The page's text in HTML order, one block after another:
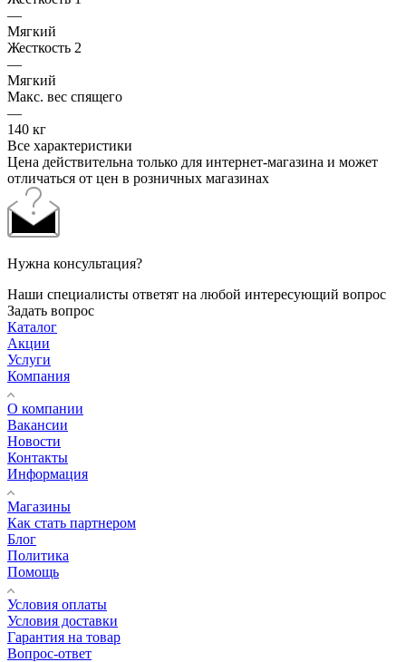
—
Мягкий
Жесткость 2
—
Мягкий
Макс. вес спящего
—
140 кг
Все характеристики
Цена действительна только для интернет-магазина и может
отличаться от цен в розничных магазинах
Нужна консультация?
Наши специалисты ответят на любой интересующий вопрос
Задать вопрос
Каталог
Акции
Услуги
Компания
О компании
Вакансии
Новости
Контакты
Информация
Магазины
Как стать партнером
Блог
Политика
Помощь
Условия оплаты
Условия доставки
Гарантия на товар
Вопрос-ответ